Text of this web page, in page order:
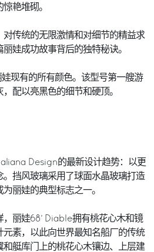
艳堆砌。
传统的无限激情和对细节的精益求
娃成功故事背后的独特秘诀。
现有的所有颜色。该型号第一艘游
配以亮黑色的细节和硬顶。
Design的最新设计趋势：以更
挡风玻璃采用了球面水晶玻璃打造
丽娃的典型标志之一。
丽娃68’ Diable拥有桃花心木和镜
元素，以此向世界最知名船厂的传统
和艇库门上的桃花心木镶边、上层建